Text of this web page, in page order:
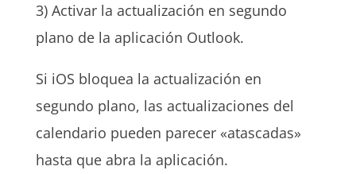
3) Activar la actualización en segundo
plano de la aplicación Outlook.
Si iOS bloquea la actualización en
segundo plano, las actualizaciones del
calendario pueden parecer «atascadas»
hasta que abra la aplicación.